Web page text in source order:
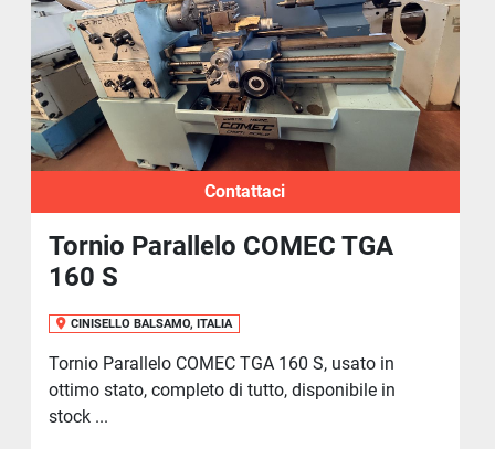
Contattaci
Tornio Parallelo COMEC TGA
160 S
CINISELLO BALSAMO, ITALIA
Tornio Parallelo COMEC TGA 160 S, usato in
ottimo stato, completo di tutto, disponibile in
stock ...